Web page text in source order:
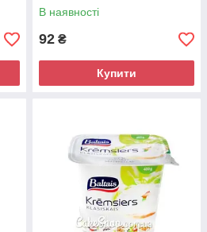
В наявності
92 ₴
Купити